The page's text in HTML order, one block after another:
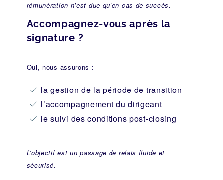
rémunération n’est due qu’en cas de succès.
Accompagnez-vous après la
signature ?
Oui, nous assurons :
la gestion de la période de transition
l’accompagnement du dirigeant
le suivi des conditions post-closing
L’objectif est un passage de relais fluide et
sécurisé.